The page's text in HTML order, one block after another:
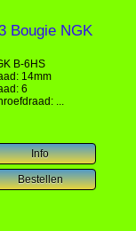
Bougie NGK
B-6HS
14mm
6
...